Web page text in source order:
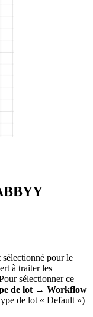
sélectionné pour le
à traiter les
sélectionner ce
de lot → Workflow
de lot « Default »)